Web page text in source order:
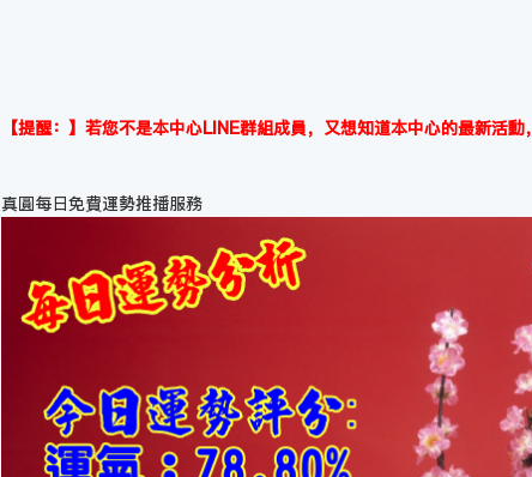
【提醒：】若您不是本中心LINE群組成員，又想知道本中心的最新活動，
真圓每日免費運勢推播服務